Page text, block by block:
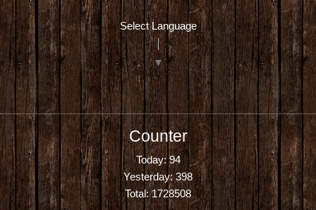
Select Language
▼
Counter
Today:94
Yesterday:398
Total:1728508